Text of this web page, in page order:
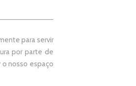
para servir
por parte de
nosso espaço